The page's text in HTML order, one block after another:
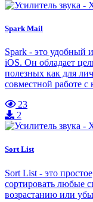
Spark Mail
Spark - это удобный
iOS. Он обладает
полезных как для
совместной работе с
23
2
Sort List
Sort List - это
сортировать любые
возрастанию или